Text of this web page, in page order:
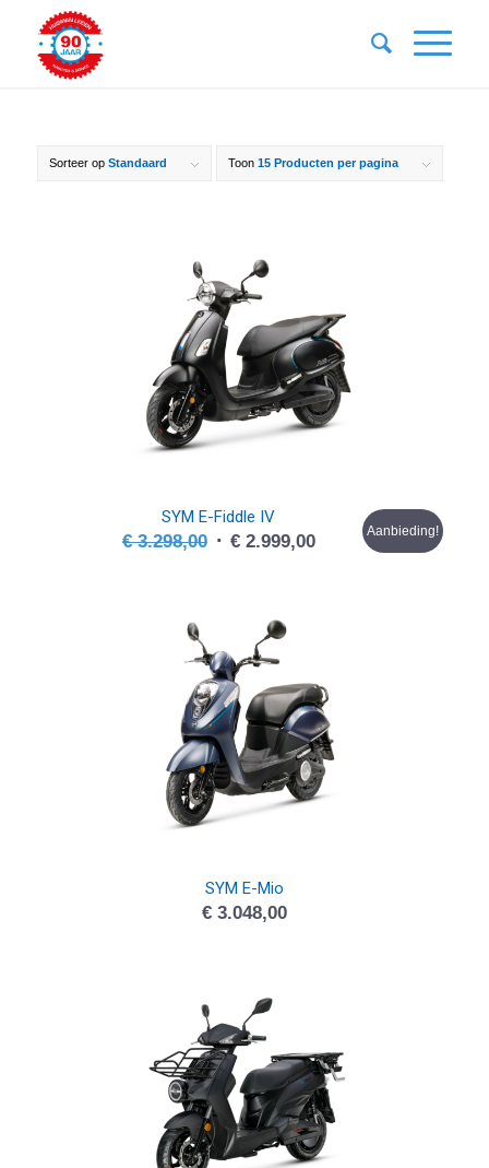
Sorteer op Standaard Toon 15 Producten per pagina
SYM E-Fiddle IV
€3.298,00 Oorspronkelijke
€ 3.298,00.
€2.999,00HuidigeAanbieding!
SYM E-Mio
€3.048,00